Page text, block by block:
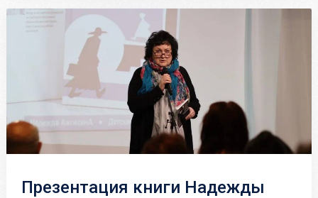
Презентация книги Надежды